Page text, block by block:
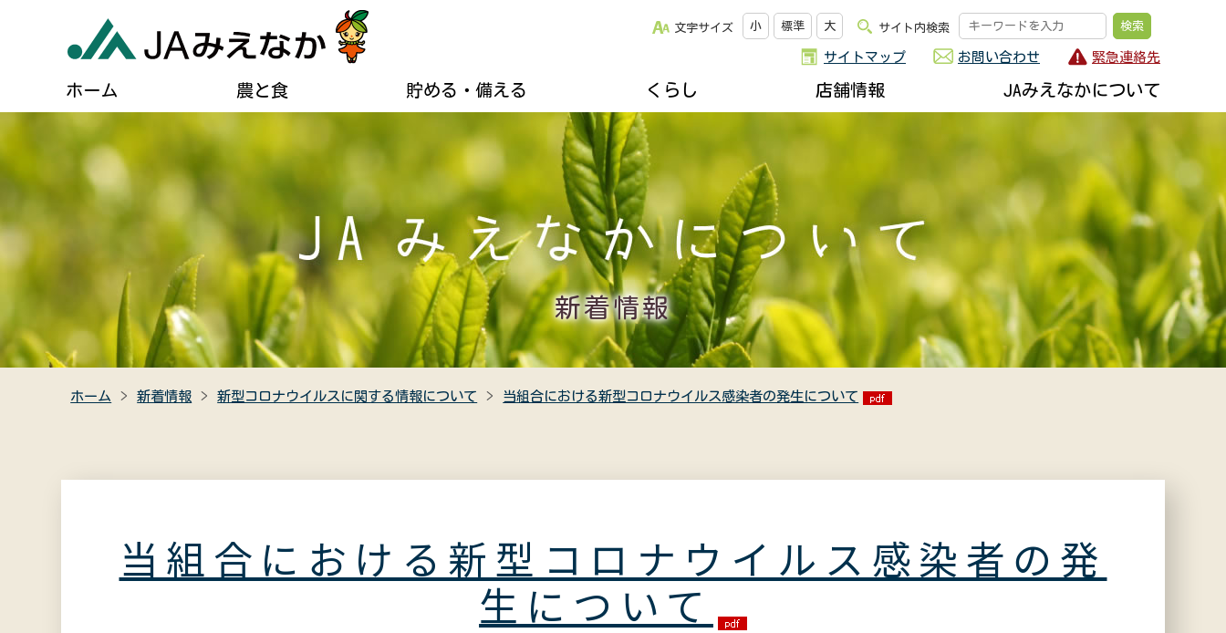
文字サイズ 小 標準 大 サイト内検索
サイトマップ お問い合わせ 緊急連絡先
ホーム
農と食
肥料・農薬などの購入
農業機械の購入・修理
農産物直売所のご案内
JAみえなかの特産品
松阪牛のご紹介
おすすめレシピ
楽しく家庭菜園
地域を支える生産者
郷土資料館のご案内
貯める・備える
貯める・借りる（JAバンク） ひと・いえ・くるまの保障（JA共済）
くらし
住宅設備のご相談
燃油配送のご案内
女性組織連絡協議会のご紹介
助け合い組織について
高齢者福祉サービス
キッチンスタジオみちゅらる
年金友の会のご案内
不動産・相続に関すること
各種相談会
移動購買車「幸多ろう号」
店舗情報
JAみえなかについて
組合長あいさつ
事業計画
キャラクター紹介
クイズ＆プレゼント
採用情報
組合員になりませんか
関連リンク集
新着情報
ホーム 新着情報 新型コロナウイルスに関する情報について 当組合における新型コロナウイルス感染者の発生について
当組合における新型コロナウイルス感染者の発
生について